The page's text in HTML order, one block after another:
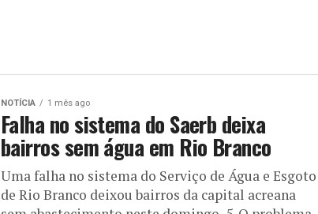
NOTÍCIA 1 mês ago
Falha no sistema do Saerb deixa
bairros sem água em Rio Branco
Uma falha no sistema do Serviço de Água e Esgoto
de Rio Branco deixou bairros da capital acreana